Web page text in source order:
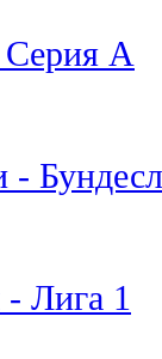
А
Лига 1